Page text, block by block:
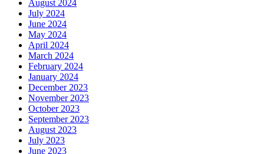
August 2024
July 2024
June 2024
May 2024
April 2024
March 2024
February 2024
January 2024
December 2023
November 2023
October 2023
September 2023
August 2023
July 2023
June 2023